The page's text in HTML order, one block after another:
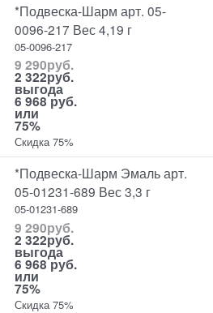
*Подвеска-Шарм арт. 05-
0096-217 Вес 4,19 г
05-0096-217
9 290руб.
2 322руб.
выгода
6 968 руб.
или
75%
Скидка 75%
*Подвеска-Шарм Эмаль арт.
05-01231-689 Вес 3,3 г
05-01231-689
9 290руб.
2 322руб.
выгода
6 968 руб.
или
75%
Скидка 75%